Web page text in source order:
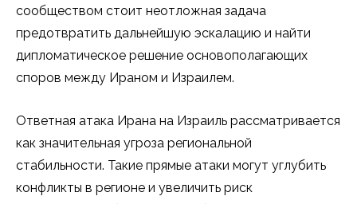
сообществом стоит неотложная задача
предотвратить дальнейшую эскалацию и найти
дипломатическое решение основополагающих
споров между Ираном и Израилем.
Ответная атака Ирана на Израиль рассматривается
как значительная угроза региональной
стабильности. Такие прямые атаки могут углубить
конфликты в регионе и увеличить риск